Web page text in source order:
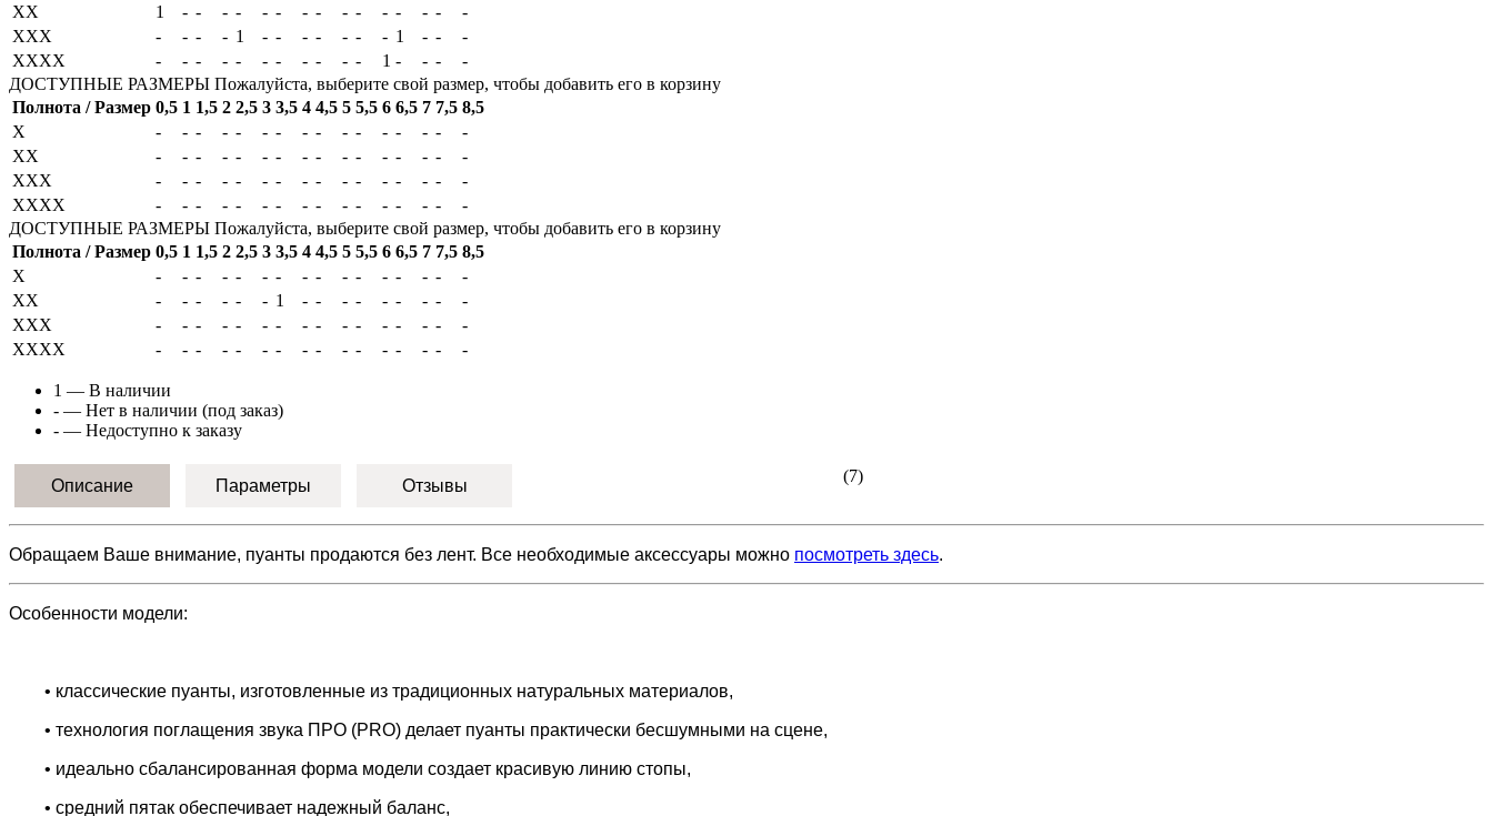
XX
1 - - - - - - - - - - - - - -
-
XXX
- - - - 1 - - - - - - - 1 - -
-
XXXX
- - - - - - - - - - - 1 - - -
-
ДОСТУПНЫЕ РАЗМЕРЫ Пожалуйста, выберите свой размер, чтобы добавить его в корзину
Полнота / Размер 0,5 1 1,5 2 2,5 3 3,5 4 4,5 5 5,5 6 6,5 7 7,5 8,5
X
- - - - - - - - - - - - - - -
-
XX
- - - - - - - - - - - - - - -
-
XXX
- - - - - - - - - - - - - - -
-
XXXX
- - - - - - - - - - - - - - -
-
ДОСТУПНЫЕ РАЗМЕРЫ Пожалуйста, выберите свой размер, чтобы добавить его в корзину
Полнота / Размер 0,5 1 1,5 2 2,5 3 3,5 4 4,5 5 5,5 6 6,5 7 7,5 8,5
X
- - - - - - - - - - - - - - -
-
XX
- - - - - - 1 - - - - - - - -
-
XXX
- - - - - - - - - - - - - - -
-
XXXX
- - - - - - - - - - - - - - - -
1 — В наличии
- — Нет в наличии (под заказ)
- — Недоступно к заказу
(7)
Описание Параметры Отзывы
Обращаем Ваше внимание, пуанты продаются без лент. Все необходимые аксессуары можно посмотреть здесь.
Особенности модели:
• классические пуанты, изготовленные из традиционных натуральных материалов,
• технология поглащения звука ПРО (PRO) делает пуанты практически бесшумными на сцене,
• идеально сбалансированная форма модели создает красивую линию стопы,
• средний пятак обеспечивает надежный баланс,